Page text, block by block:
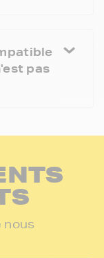
pas
nous